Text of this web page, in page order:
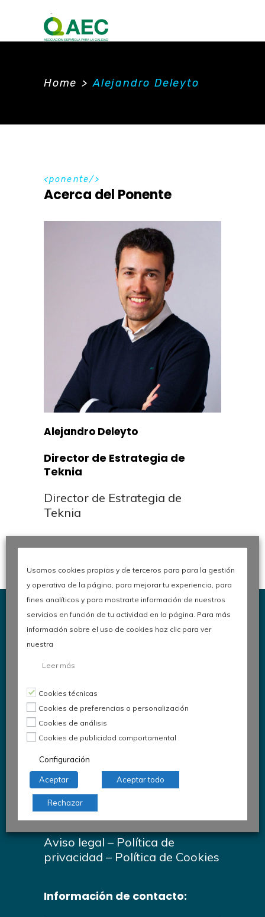
Home > Alejandro Deleyto
ponente
Acerca del Ponente
Alejandro Deleyto
Director de Estrategia de
Teknia
Director de Estrategia de
Teknia
Congreso de Calidad en la
Organiza:Asociación Española
para la Calidad
Comité de Automoción
AEC © 2026
#30CongresoAutomociónAEC
Aviso legal – Política de
privacidad – Política de Cookies
Información de contacto:
Usamos cookies propias y de terceros para para la gestión
y operativa de la página, para mejorar tu experiencia, para
fines analíticos y para mostrarte información de nuestros
servicios en función de tu actividad en la página. Para más
información sobre el uso de cookies haz clic para ver
nuestra
Leer más
Cookies técnicas
Cookies de preferencias o personalización
Cookies de análisis
Cookies de publicidad comportamental
Configuración
Aceptar Aceptar todo
Rechazar